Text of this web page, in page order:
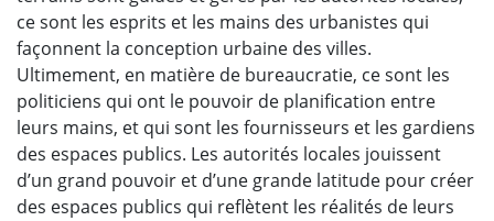
ce sont les esprits et les mains des urbanistes qui
façonnent la conception urbaine des villes.
Ultimement, en matière de bureaucratie, ce sont les
politiciens qui ont le pouvoir de planification entre
leurs mains, et qui sont les fournisseurs et les gardiens
des espaces publics. Les autorités locales jouissent
d’un grand pouvoir et d’une grande latitude pour créer
des espaces publics qui reflètent les réalités de leurs